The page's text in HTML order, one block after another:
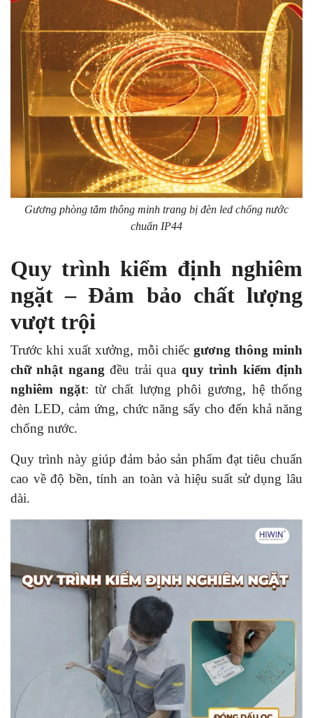
Gương phòng tắm thông minh trang bị đèn led chống nước
chuẩn IP44
Quy trình kiểm định nghiêm
ngặt – Đảm bảo chất lượng
vượt trội
Trước khi xuất xưởng, mỗi chiếcgương thông minh
chữ nhật ngang đều trải qua quy trình kiểm định
nghiêm ngặt: từ chất lượng phôi gương, hệ thống
đèn LED, cảm ứng, chức năng sấy cho đến khả năng
chống nước.
Quy trình này giúp đảm bảo sản phẩm đạt tiêu chuẩn
cao về độ bền, tính an toàn và hiệu suất sử dụng lâu
dài.